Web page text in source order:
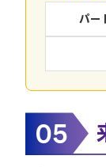
パー
05